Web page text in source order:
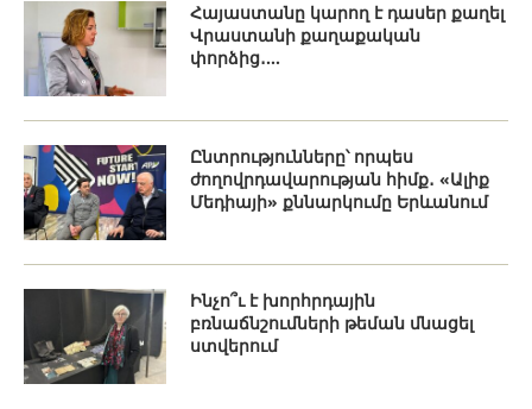
Հայաստանը կարող է դասեր քաղել
Վրաստանի քաղաքական
փորձից․...
Ընտրությունները՝ որպես
ժողովրդավարության հիմք․ «Ալիք
Մեդիայի» քննարկումը Երևանում
Ինչո՞ւ է խորհրդային
բռնաճնշումների թեման մնացել
ստվերում